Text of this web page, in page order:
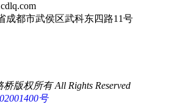
成都市武侯区武科东四路11号
版权所有 All Rights Reserved
号